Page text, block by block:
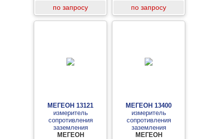
по запросу по запросу
МЕГЕОН 13121
измеритель
сопротивления
заземления
МЕГЕОН
МЕГЕОН 13400
измеритель
сопротивления
заземления
МЕГЕОН